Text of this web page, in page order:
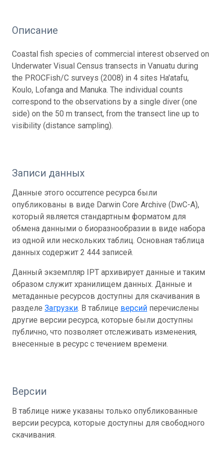
Описание
Coastal fish species of commercial interest observed on
Underwater Visual Census transects in Vanuatu during
the PROCFish/C surveys (2008) in 4 sites Ha'atafu,
Koulo, Lofanga and Manuka. The individual counts
correspond to the observations by a single diver (one
side) on the 50 m transect, from the transect line up to
visibility (distance sampling).
Записи данных
Данные этого occurrence ресурса были
опубликованы в виде Darwin Core Archive (DwC-A),
который является стандартным форматом для
обмена данными о биоразнообразии в виде набора
из одной или нескольких таблиц. Основная таблица
данных содержит 2 444 записей.
Данный экземпляр IPT архивирует данные и таким
образом служит хранилищем данных. Данные и
метаданные ресурсов доступны для скачивания в
разделе Загрузки. В таблице версий перечислены
другие версии ресурса, которые были доступны
публично, что позволяет отслеживать изменения,
внесенные в ресурс с течением времени.
Версии
В таблице ниже указаны только опубликованные
версии ресурса, которые доступны для свободного
скачивания.